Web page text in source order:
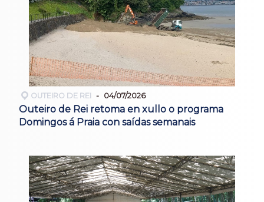
OUTEIRO DE REI 04/07/2026
Outeiro de Rei retoma en xullo o programa
Domingos á Praia con saídas semanais